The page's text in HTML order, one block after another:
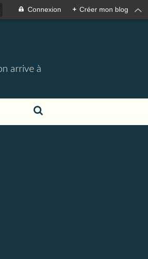
Connexion + Créer mon blog
arrive à